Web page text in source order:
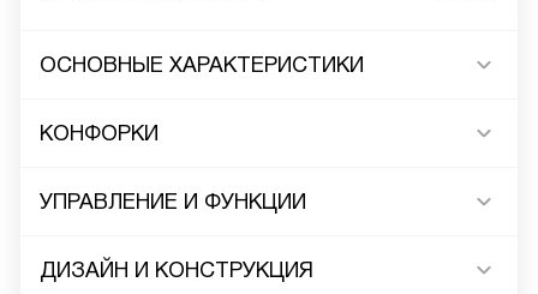
ОСНОВНЫЕ ХАРАКТЕРИСТИКИ
КОНФОРКИ
УПРАВЛЕНИЕ И ФУНКЦИИ
ДИЗАЙН И КОНСТРУКЦИЯ